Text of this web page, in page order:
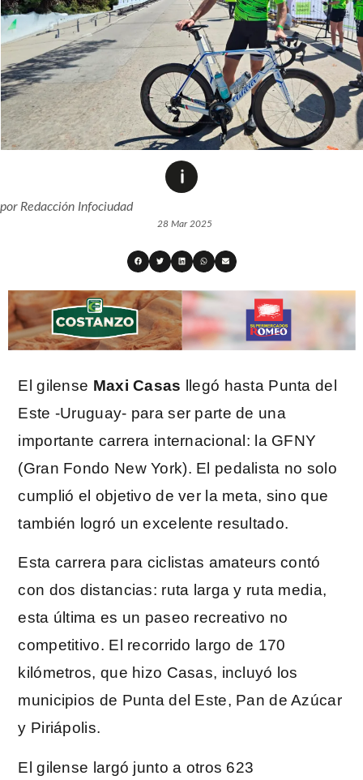
porRedacción Infociudad
28 Mar 2025
El gilense Maxi Casas llegó hasta Punta del
Este -Uruguay- para ser parte de una
importante carrera internacional: la GFNY
(Gran Fondo New York). El pedalista no solo
cumplió el objetivo de ver la meta, sino que
también logró un excelente resultado.
Esta carrera para ciclistas amateurs contó
con dos distancias: ruta larga y ruta media,
esta última es un paseo recreativo no
competitivo. El recorrido largo de 170
kilómetros, que hizo Casas, incluyó los
municipios de Punta del Este, Pan de Azúcar
y Piriápolis.
El gilense largó junto a otros 623